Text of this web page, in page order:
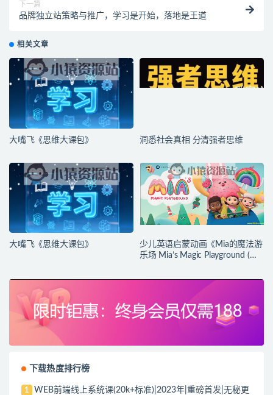
下一篇
品牌独立站策略与推广，学习是开始，落地是王道
相关文章
大嘴飞《思维大课包》 洞悉社会真相 分清强者思维
大嘴飞《思维大课包》
少儿英语启蒙动画《Mia的魔法游
乐场 Mia’s Magic Playground (动
下载热度排行榜
1
WEB前端线上系统课(20k+标准)|2023年|重磅首发|无秘更